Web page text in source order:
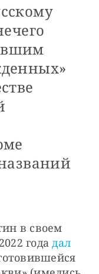
в своем
года дал